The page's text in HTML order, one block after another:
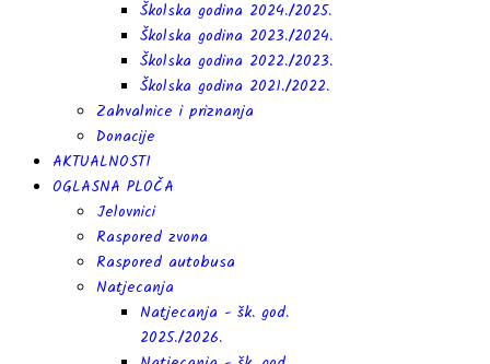
Školska godina 2024./2025.
Školska godina 2023./2024.
Školska godina 2022./2023.
Školska godina 2021./2022.
Zahvalnice i priznanja
Donacije
AKTUALNOSTI
OGLASNA PLOČA
Jelovnici
Raspored zvona
Raspored autobusa
Natjecanja
Natjecanja - šk. god.
2025./2026.